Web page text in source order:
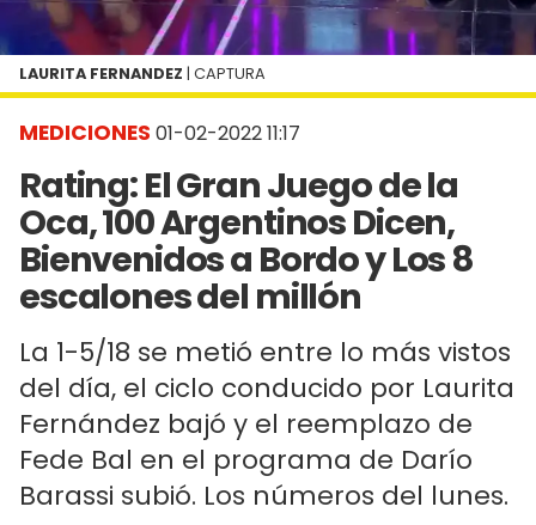
MEDICIONES 01-02-2022 11:17
Rating: El Gran Juego de la
Oca, 100 Argentinos Dicen,
Bienvenidos a Bordo y Los 8
escalones del millón
La 1-5/18 se metió entre lo más vistos
del día, el ciclo conducido por Laurita
Fernández bajó y el reemplazo de
Fede Bal en el programa de Darío
Barassi subió. Los números del lunes.
LAURITA FERNANDEZ | CAPTURA